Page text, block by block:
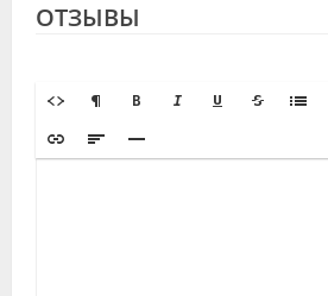
ОТЗЫВЫ